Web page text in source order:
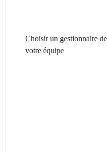
Choisir un gestionnaire
votre équipe